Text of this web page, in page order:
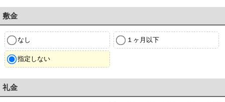
敷金
なし １ヶ月以下
指定しない
礼金